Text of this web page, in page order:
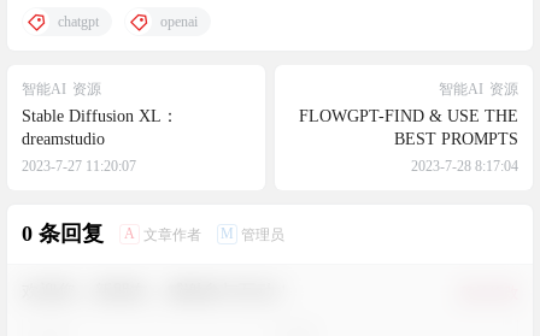
chatgpt openai
智能AI 资源
Stable Diffusion XL：
dreamstudio
2023-7-27 11:20:07
智能AI 资源
FLOWGPT-FIND & USE THE
BEST PROMPTS
2023-7-28 8:17:04
0 条回复 A 文章作者 M 管理员